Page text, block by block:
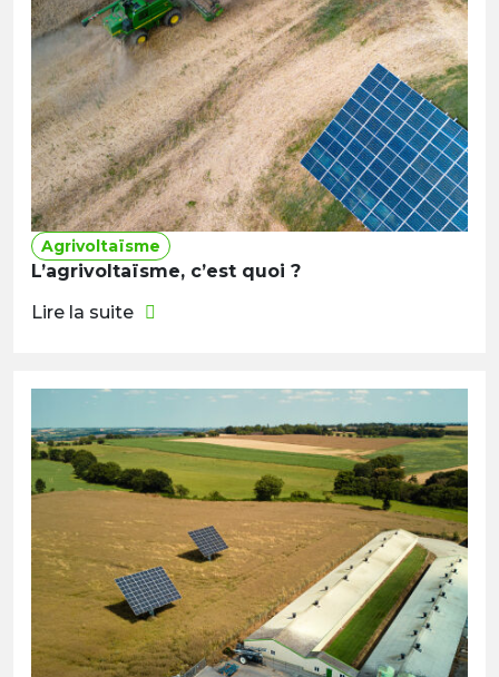
L’agrivoltaïsme, c’est quoi ?
Agrivoltaïsme
Lire la suite